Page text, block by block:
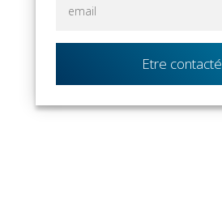
Etre contacté